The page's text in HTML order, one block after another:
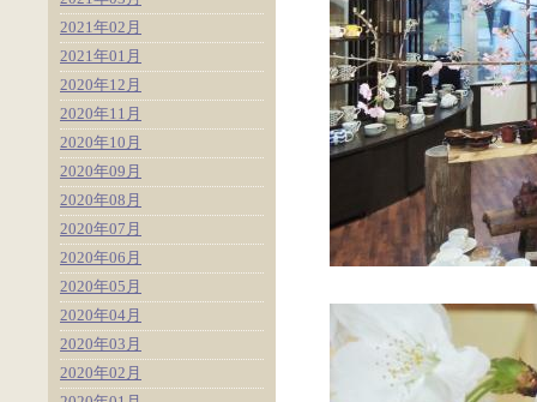
2021年02月
2021年01月
2020年12月
2020年11月
2020年10月
2020年09月
2020年08月
2020年07月
2020年06月
2020年05月
2020年04月
2020年03月
2020年02月